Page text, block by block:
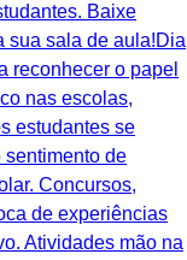
Baixe
sua sala de aula!Dia
reconhecer o papel
nas escolas,
estudantes se
sentimento de
Concursos,
de experiências
Atividades mão na